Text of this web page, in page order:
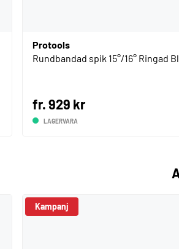
Protools
Rundbandad spik 15°/16° Ringad
fr. 929 kr
LAGERVARA
Kampanj